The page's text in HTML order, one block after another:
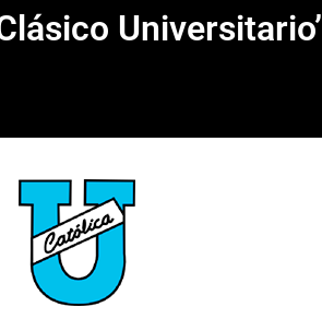
Universitario’